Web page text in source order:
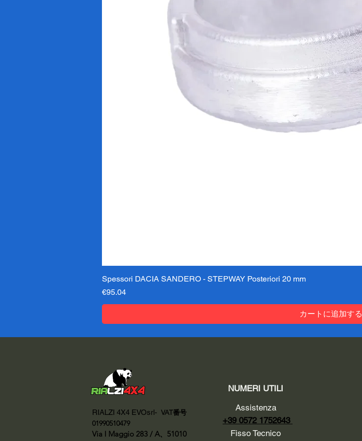
Spessori DACIA SANDERO - STEPWAY Posteriori 20 mm
価格
€95.04
カートに追加する
RIALZI 4X4 EVOsrl- VAT番号
01990510479
Via I Maggio 283 / A、51010
NUMERI UTILI
Assistenza
+39 0572 1752643
Fisso Tecnico